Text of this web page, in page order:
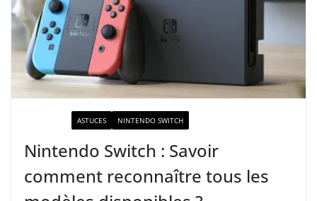
ASTUCES NINTENDO SWITCH
Nintendo Switch : Savoir
comment reconnaître tous les